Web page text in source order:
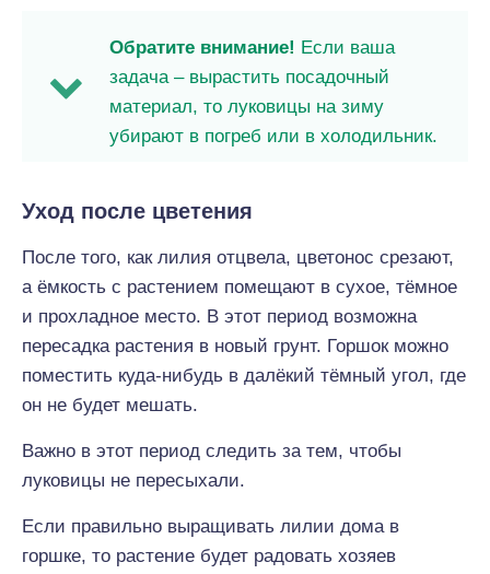
Обратите внимание! Если ваша
задача – вырастить посадочный
материал, то луковицы на зиму
убирают в погреб или в холодильник.
Уход после цветения
После того, как лилия отцвела, цветонос срезают,
а ёмкость с растением помещают в сухое, тёмное
и прохладное место. В этот период возможна
пересадка растения в новый грунт. Горшок можно
поместить куда-нибудь в далёкий тёмный угол, где
он не будет мешать.
Важно в этот период следить за тем, чтобы
луковицы не пересыхали.
Если правильно выращивать лилии дома в
горшке, то растение будет радовать хозяев